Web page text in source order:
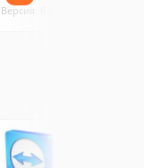
Версия: 6.0.1.65 (74.35 МБ)